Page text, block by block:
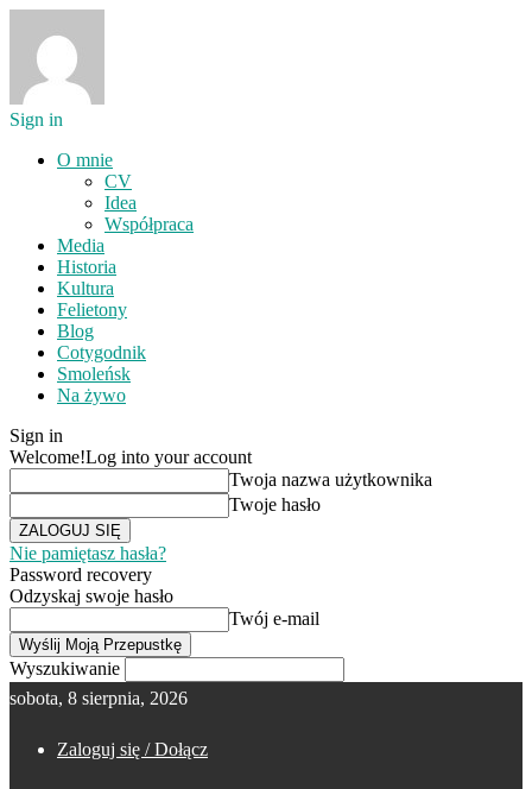
Sign in
O mnie
CV
Idea
Współpraca
Media
Historia
Kultura
Felietony
Blog
Cotygodnik
Smoleńsk
Na żywo
Sign in
Welcome!Log into your account
Twoja nazwa użytkownika
Twoje hasło
Nie pamiętasz hasła?
Password recovery
Odzyskaj swoje hasło
Twój e-mail
Wyszukiwanie
sobota, 8 sierpnia, 2026
Zaloguj się / Dołącz